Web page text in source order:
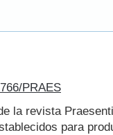
PRAES
la revista
para